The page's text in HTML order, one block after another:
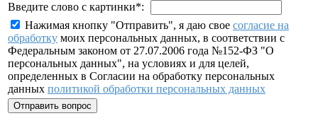
Введите слово с картинки*:
Нажимая кнопку "Отправить", я даю свое согласие на
обработку моих персональных данных, в соответствии с
Федеральным законом от 27.07.2006 года №152-ФЗ "О
персональных данных", на условиях и для целей,
определенных в Согласии на обработку персональных
данных политикой обработки персональных данных